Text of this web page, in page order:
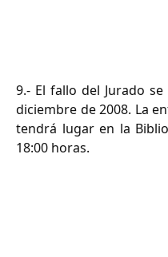
9.- El fallo del Jurado
diciembre de 2008. La
tendrá lugar en la
18:00 horas.